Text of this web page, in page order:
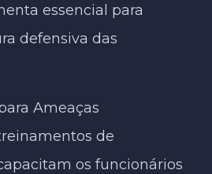
essencial para
defensiva das
Ameaças
de
os funcionários